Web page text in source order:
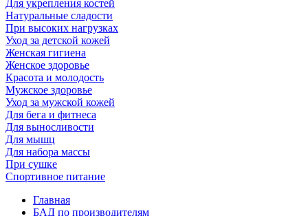
Для укрепления костей
Натуральные сладости
При высоких нагрузках
Уход за детской кожей
Женская гигиена
Женское здоровье
Красота и молодость
Мужское здоровье
Уход за мужской кожей
Для бега и фитнеса
Для выносливости
Для мышц
Для набора массы
При сушке
Спортивное питание
Главная
БАД по производителям